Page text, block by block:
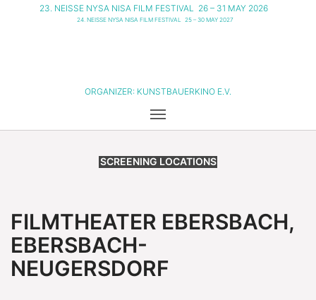
23. NEISSE NYSA NISA FILM FESTIVAL 26 – 31 MAY 2026
24. NEISSE NYSA NISA FILM FESTIVAL 25 – 30 MAY 2027
ORGANIZER: KUNSTBAUERKINO E.V.
SCREENING LOCATIONS
FILMTHEATER EBERSBACH,
EBERSBACH-
NEUGERSDORF